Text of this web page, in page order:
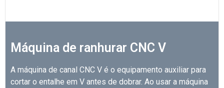
Máquina de ranhurar CNC V
A máquina de canal CNC V é o equipamento auxiliar para
cortar o entalhe em V antes de dobrar. Ao usar a máquina